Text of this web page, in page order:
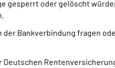
gesperrt oder gelöscht
Bankverbindung fragen